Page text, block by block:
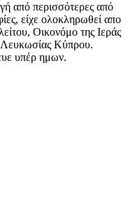
από περισσότερες από
είχε ολοκληρωθεί απο
Οικονόμο της Ιεράς
Κύπρου.
υπέρ ημων.